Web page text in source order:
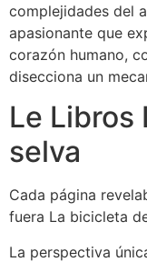
complejidades del
apasionante que
corazón humano,
disecciona un
Le Libros
selva
Cada página
fuera La bicicleta
La perspectiva